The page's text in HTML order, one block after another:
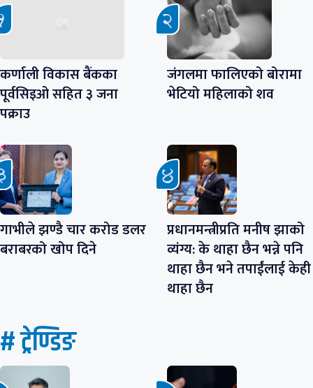
कर्णाली विकास बैंकका
पूर्वसिइओ सहित ३ जना
पक्राउ
जंगलमा फालिएको बोरामा
भेटियो महिलाको शव
गाभीले झण्डै चार करोड डलर
बराबरको खोप दिने
प्रधानमन्त्रीप्रति मनीष झाको
व्यंग्य: के थाहा छैन भन्ने पनि
थाहा छैन भने तपाईंलाई केही
थाहा छैन
# ट्रेण्डिङ